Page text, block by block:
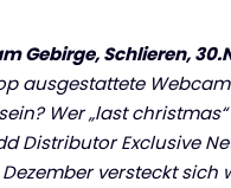
Gebirge, Schlieren,
ausgestattete
Wer „last
Distributor Exclusive
Dezember versteckt